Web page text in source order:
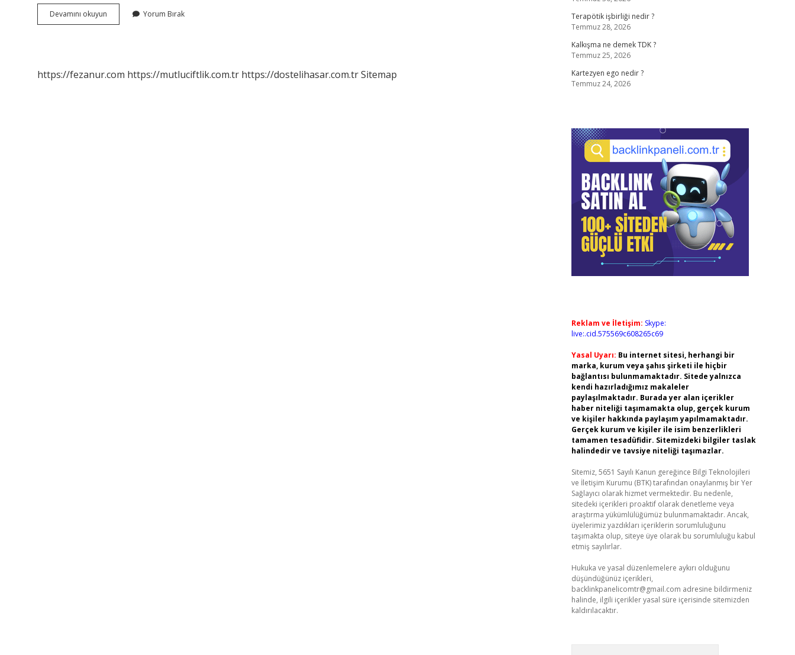
Devamını okuyun
Ateşleme
Yorum Bırak
https://fezanur.com https://mutluciftlik.com.tr https://dostelihasar.com.trSitemap
Terapötik işbirliği nedir ?
Temmuz 28, 2026
Kalkışma ne demek TDK ?
Temmuz 25, 2026
Kartezyen ego nedir ?
Temmuz 24, 2026
Reklam ve İletişim: Skype:
live:.cid.575569c608265c69
Yasal Uyarı: Bu internet sitesi, herhangi bir
marka, kurum veya şahıs şirketi ile hiçbir
bağlantısı bulunmamaktadır. Sitede yalnızca
kendi hazırladığımız makaleler
paylaşılmaktadır. Burada yer alan içerikler
haber niteliği taşımamakta olup, gerçek kurum
ve kişiler hakkında paylaşım yapılmamaktadır.
Gerçek kurum ve kişiler ile isim benzerlikleri
tamamen tesadüfidir. Sitemizdeki bilgiler taslak
halindedir ve tavsiye niteliği taşımazlar.
Sitemiz, 5651 Sayılı Kanun gereğince Bilgi Teknolojileri
ve İletişim Kurumu (BTK) tarafından onaylanmış bir Yer
Sağlayıcı olarak hizmet vermektedir. Bu nedenle,
sitedeki içerikleri proaktif olarak denetleme veya
araştırma yükümlülüğümüz bulunmamaktadır. Ancak,
üyelerimiz yazdıkları içeriklerin sorumluluğunu
taşımakta olup, siteye üye olarak bu sorumluluğu kabul
etmiş sayılırlar.
Hukuka ve yasal düzenlemelere aykırı olduğunu
düşündüğünüz içerikleri,
backlinkpanelicomtr@gmail.com adresine bildirmeniz
halinde, ilgili içerikler yasal süre içerisinde sitemizden
kaldırılacaktır.